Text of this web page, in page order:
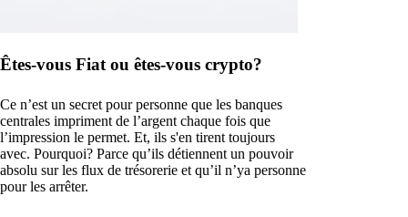
Êtes-vous Fiat ou êtes-vous crypto?
Ce n’est un secret pour personne que les banques
centrales impriment de l’argent chaque fois que
l’impression le permet. Et, ils s'en tirent toujours
avec. Pourquoi? Parce qu’ils détiennent un pouvoir
absolu sur les flux de trésorerie et qu’il n’ya personne
pour les arrêter.